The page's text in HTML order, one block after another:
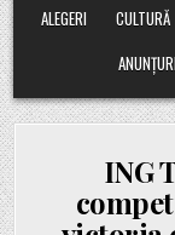
ALEGERI
CULTURĂ
ANUNȚURI
ING